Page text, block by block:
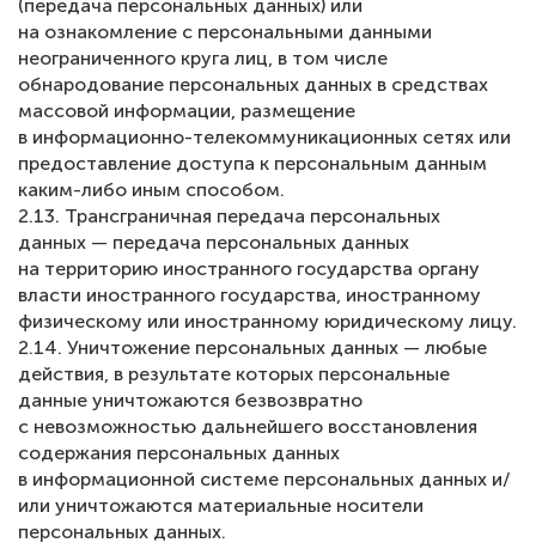
(передача персональных данных) или
на ознакомление с персональными данными
неограниченного круга лиц, в том числе
обнародование персональных данных в средствах
массовой информации, размещение
в информационно-телекоммуникационных сетях или
предоставление доступа к персональным данным
каким-либо иным способом.
2.13. Трансграничная передача персональных
данных — передача персональных данных
на территорию иностранного государства органу
власти иностранного государства, иностранному
физическому или иностранному юридическому лицу.
2.14. Уничтожение персональных данных — любые
действия, в результате которых персональные
данные уничтожаются безвозвратно
с невозможностью дальнейшего восстановления
содержания персональных данных
в информационной системе персональных данных и/
или уничтожаются материальные носители
персональных данных.